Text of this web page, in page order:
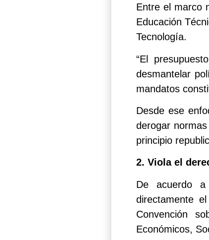
Entre el marco
Educación
Tecnología.
“El
desmantelar
mandatos
Desde ese
derogar
principio
2. Viola el
De acuerdo
directamente
Convención
Económicos,